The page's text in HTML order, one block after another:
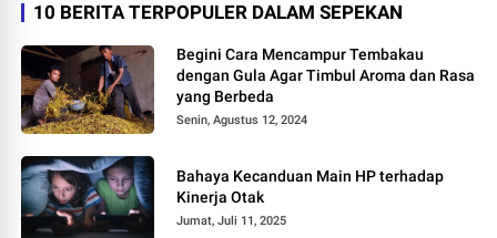
10 BERITA TERPOPULER DALAM SEPEKAN
Begini Cara Mencampur Tembakau
dengan Gula Agar Timbul Aroma dan Rasa
yang Berbeda
Senin, Agustus 12, 2024
Bahaya Kecanduan Main HP terhadap
Kinerja Otak
Jumat, Juli 11, 2025